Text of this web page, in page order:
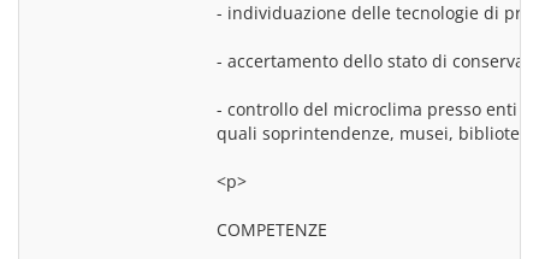
- individuazione delle tecnologie di
- accertamento dello stato di
- controllo del microclima presso enti
<p>
COMPETENZE